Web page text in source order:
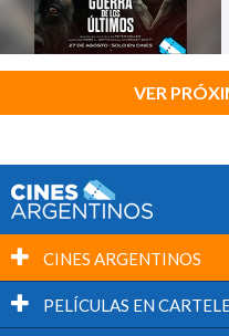
VER
CINES ARGENTINOS
PELÍCULAS EN